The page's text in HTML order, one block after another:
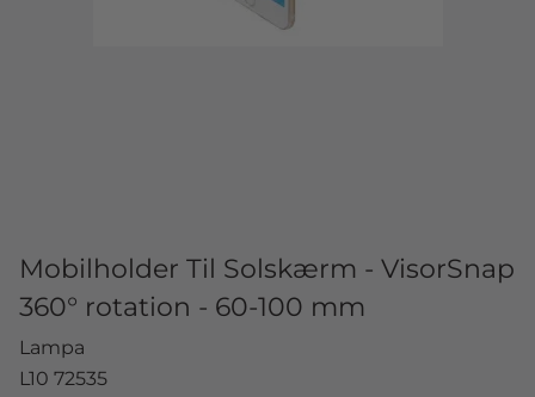
Mobilholder Til Solskærm - VisorSnap
360° rotation - 60-100 mm
Lampa
L10 72535